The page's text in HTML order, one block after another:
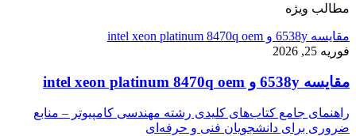
مطالب ویژه
مقایسه 6538y و intel xeon platinum 8470q oem
فوریه 25, 2026
مقایسه 6538y و intel xeon platinum 8470q oem
راهنمای جامع کتاب‌های کلیدی رشته مهندسی کامپیوتر – منابع
ضروری برای دانشجویان فنی و حرفه‌ای